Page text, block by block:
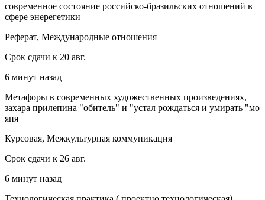
современное состояние российско-бразильских отношений в
сфере энерегетики
Реферат, Международные отношения
Срок сдачи к 20 авг.
6 минут назад
Метафоры в современных художественных произведениях,
захара прилепина "обитель" и "устал рождаться и умирать "мо
яня
Курсовая, Межкультурная коммуникация
Срок сдачи к 26 авг.
6 минут назад